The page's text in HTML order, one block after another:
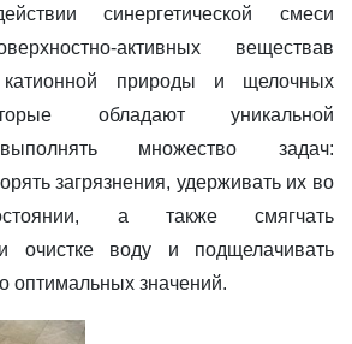
синергетической смеси
активных веществав
природы и щелочных
обладают уникальной
множество задач:
загрязнения, удерживать их во
а также смягчать
очистке воду и подщелачивать
оптимальных значений.